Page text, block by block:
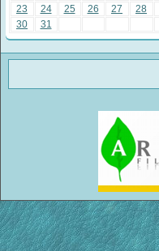
23
24 25 26 27 28
30
31